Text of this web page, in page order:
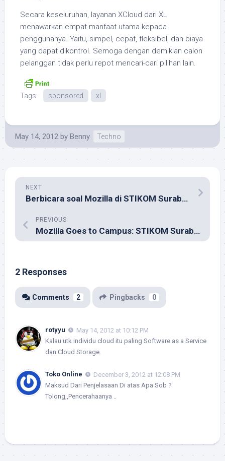
Secara keseluruhan, layanan XCloud dari XL
menawarkan empat manfaat utama kepada
penggunanya. Yaitu, simpel, cepat, fleksibel, dan biaya
yang dapat dikontrol. Semoga dengan demikian calon
pelanggan tidak perlu repot mencari-cari pilihan lain.
Tags: sponsored xl
May 14, 2012 by Benny Techno
NEXT
Berbicara soal Mozilla di STIKOM Surabaya
PREVIOUS
Mozilla Goes to Campus: STIKOM Surabaya
2 Responses
Comments 2 Pingbacks 0
rotyyu
May 14, 2012 at 10:12 PM
Kalau utk individu cloud itu paling Software as a Service
dan Cloud Storage.
Toko Online
December 3, 2012 at 12:08 PM
Maksud Dari Penjelasaan Di atas Apa Sob ?
Tolong,,Pencerahaanya ..